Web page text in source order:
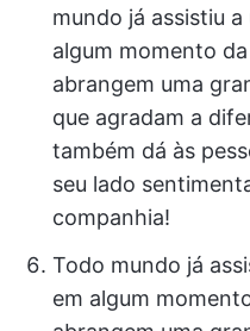
mundo já assistiu
algum momento
abrangem uma
que agradam a
também dá às
seu lado
companhia!
Todo mundo já
em algum